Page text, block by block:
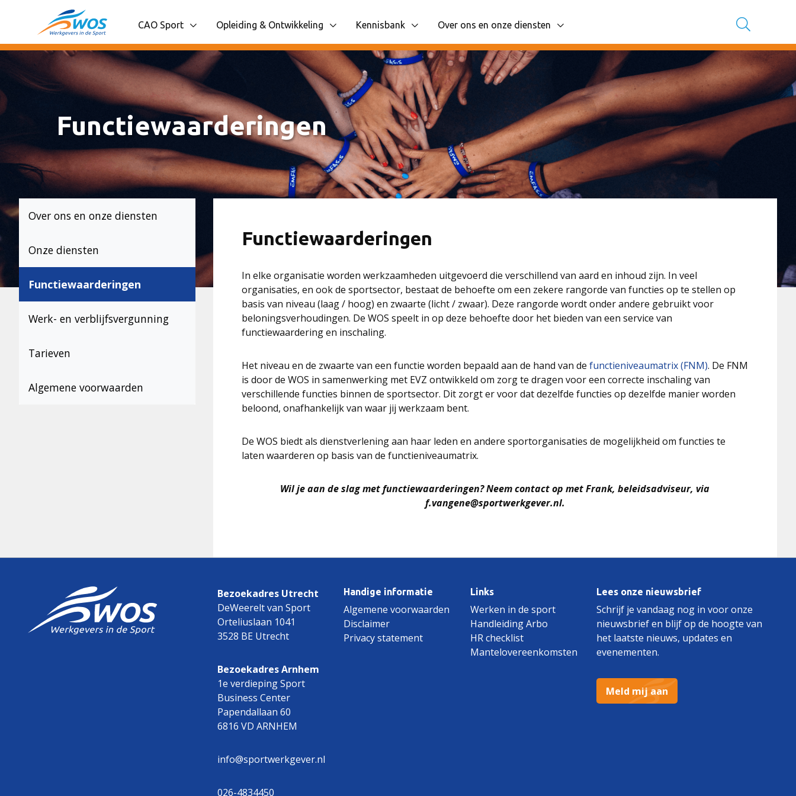
Spring naar content
CAO Sport
Toon onderliggende navigatie items
Opleiding & Ontwikkeling
Toon onderliggende navigatie items
Kennisbank
Toon onderliggende navigatie items
Over ons en onze diensten
Toon onderliggende navigatie items
Functiewaarderingen
Over ons en onze diensten
Onze diensten
Functiewaarderingen
Werk- en verblijfsvergunning
Tarieven
Algemene voorwaarden
Functiewaarderingen
In elke organisatie worden werkzaamheden uitgevoerd die verschillend van aard en inhoud zijn. In veel
organisaties, en ook de sportsector, bestaat de behoefte om een zekere rangorde van functies op te stellen op
basis van niveau (laag / hoog) en zwaarte (licht / zwaar). Deze rangorde wordt onder andere gebruikt voor
beloningsverhoudingen. De WOS speelt in op deze behoefte door het bieden van een service van
functiewaardering en inschaling.
Het niveau en de zwaarte van een functie worden bepaald aan de hand van de functieniveaumatrix (FNM). De FNM
is door de WOS in samenwerking met EVZ ontwikkeld om zorg te dragen voor een correcte inschaling van
verschillende functies binnen de sportsector. Dit zorgt er voor dat dezelfde functies op dezelfde manier worden
beloond, onafhankelijk van waar jij werkzaam bent.
De WOS biedt als dienstverlening aan haar leden en andere sportorganisaties de mogelijkheid om functies te
laten waarderen op basis van de functieniveaumatrix.
Wil je aan de slag met functiewaarderingen? Neem contact op met Frank, beleidsadviseur, via
f.vangene@sportwerkgever.nl.
Bezoekadres Utrecht
DeWeerelt van Sport
Orteliuslaan 1041
3528 BE Utrecht
Bezoekadres Arnhem
1e verdieping Sport
Business Center
Papendallaan 60
6816 VD ARNHEM
info@sportwerkgever.nl
026-4834450
Handige informatie
Algemene voorwaarden
Disclaimer
Privacy statement
Links
Werken in de sport
Handleiding Arbo
HR checklist
Mantelovereenkomsten
Lees onze nieuwsbrief
Schrijf je vandaag nog in voor onze
nieuwsbrief en blijf op de hoogte van
het laatste nieuws, updates en
evenementen.
Meld mij aan